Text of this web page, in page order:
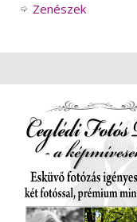
Zenészek